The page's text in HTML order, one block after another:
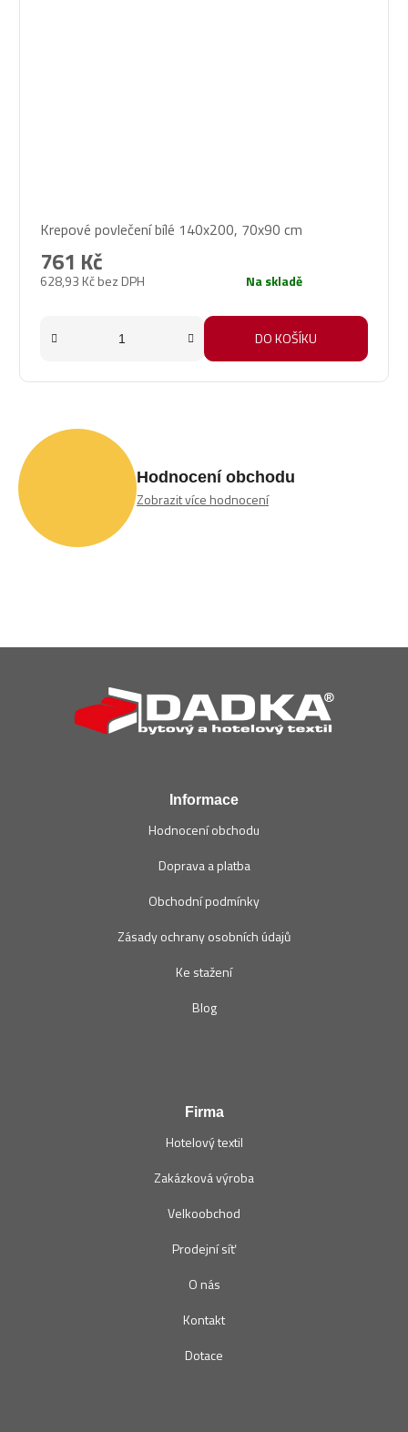
hodnocení
produktu
je
Krepové povlečení bílé 140x200, 70x90 cm
628,93 Kč bez DPH
761 Kč
Na skladě
DO KOŠÍKU
Hodnocení obchodu
Zobrazit více hodnocení
Informace
Hodnocení obchodu
Doprava a platba
Obchodní podmínky
Zásady ochrany osobních údajů
Ke stažení
Blog
Firma
Hotelový textil
Zakázková výroba
Velkoobchod
Prodejní síť
O nás
Kontakt
Dotace